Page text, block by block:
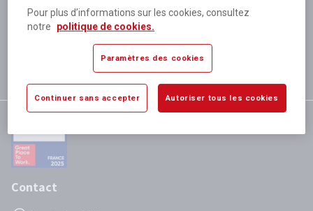
disponibles
Expédition le jour même
si validation avant 12h
satisfaction totale
Contact
Pour plus d’informations sur les cookies, consultez
notre
politique de cookies.
Paramètres des cookies
Continuer sans accepter Autoriser tous les cookies